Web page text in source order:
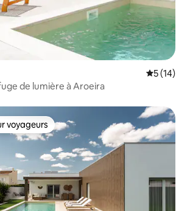
Note
5 (14)
de lumière à Aroeira
parmi les plus aimés
voyageurs